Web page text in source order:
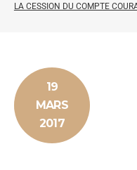
LA CESSION DU COMPTE
19
MARS
2017